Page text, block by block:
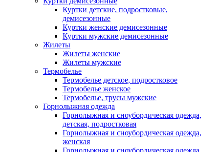
Куртки детские, подростковые,
демисезонные
Куртки женские демисезонные
Куртки мужские демисезонные
Жилеты
Жилеты женские
Жилеты мужские
Термобелье
Термобелье детское, подростковое
Термобелье женское
Термобелье, трусы мужские
Горнолыжная одежда
Горнолыжная и сноубордическая одежда,
детская, подростковая
Горнолыжная и сноубордическая одежда,
женская